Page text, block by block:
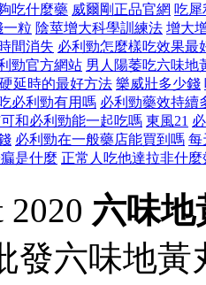
吃什麼藥 威爾剛正品官網 吃犀
一粒 陰莖增大科學訓練法 增大
間消失 必利勁怎麼樣吃效果最
勁官方網站 男人陽萎吃六味地
延時的最好方法 樂威壯多少錢
必利勁有用嗎 必利勁藥效持續
和必利勁能一起吃嗎 東風21
必利勁在一般藥店能買到嗎 每
是什麼 正常人吃他達拉非什麼
六味地
發六味地